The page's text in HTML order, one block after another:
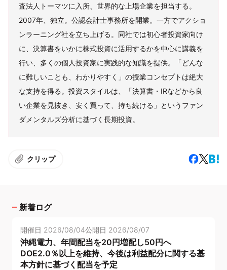
査法人トーマツに入所、世界的な上場企業を担当する。
2007年、独立。公認会計士事務所を開業。一方でアクショ
ンラーニング社を立ち上げる。同社では初心者投資家向け
に、決算書をいかに株式投資に活用するかを中心に講義を
行い、多くの個人投資家に実践的な知識を提供。「どんな
に難しいことも、わかりやすく」の授業コンセプトは絶大
な支持を得る。投資スタイルは、「決算書・IRなどから良
い企業を見抜き、安く買って、持ち続ける」というファン
ダメンタルズ分析に基づく長期投資。
クリップ
新着ログ
開催日 2026/08/04公開日 2026/08/07
沖縄電力、年間配当を20円増配し50円へ
DOE2.0％以上を維持、今後は利益配分に関する基
本方針に基づく配当を予定